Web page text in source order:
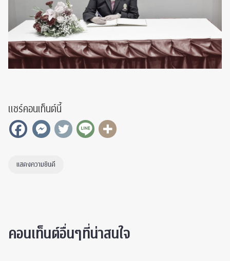
แชร์คอนเท็นต์นี้
แสดงความยินดี
คอนเท็นต์อื่นๆที่น่าสนใจ